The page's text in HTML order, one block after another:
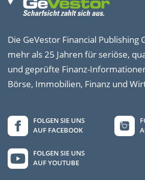
Die GeVestor Financial Publishing
mehr als 25 Jahren für seriöse,
und geprüfte Finanz-
Börse, Immobilien, Finanz und
FOLGEN SIE UNS
AUF FACEBOOK
FOLGEN SIE UNS
AUF YOUTUBE